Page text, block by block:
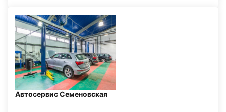
Автосервис Семеновская